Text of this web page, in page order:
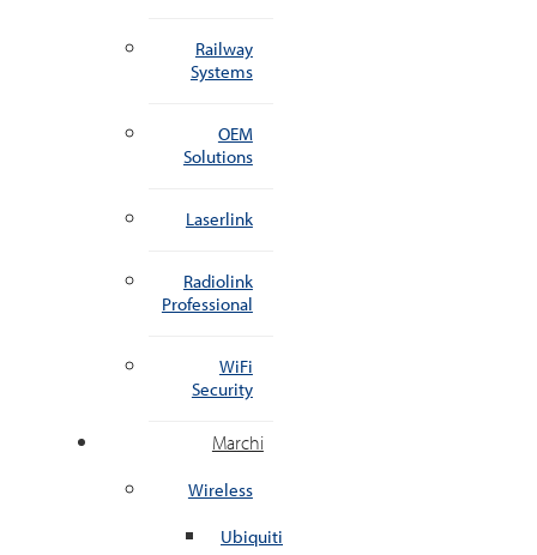
Railway
Systems
OEM
Solutions
Laserlink
Radiolink
Professional
WiFi
Security
Marchi
Wireless
Ubiquiti